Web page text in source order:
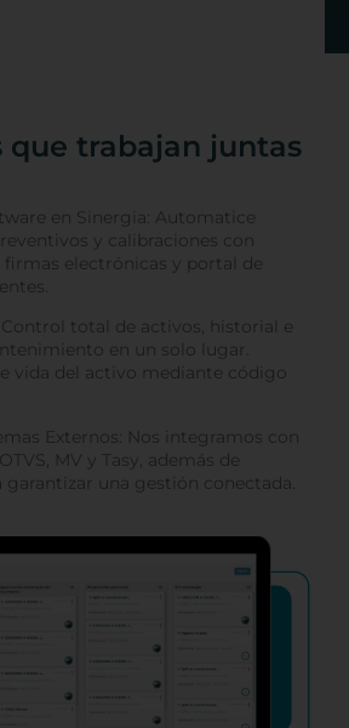
que trabajan juntas
en Sinergia: Automatice
y calibraciones con
firmas electrónicas y portal de
total de activos, historial e
en un solo lugar.
vida del activo mediante código
Externos: Nos integramos con
MV y Tasy, además de
garantizar una gestión conectada.